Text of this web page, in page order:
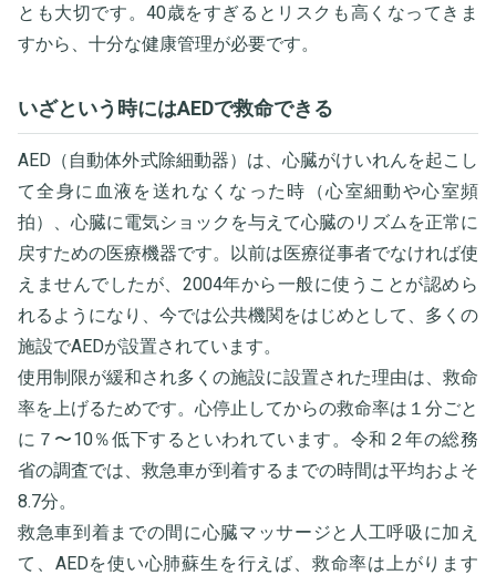
とも大切です。40歳をすぎるとリスクも高くなってきま
すから、十分な健康管理が必要です。
いざという時にはAEDで救命できる
AED（自動体外式除細動器）は、心臓がけいれんを起こし
て全身に血液を送れなくなった時（心室細動や心室頻
拍）、心臓に電気ショックを与えて心臓のリズムを正常に
戻すための医療機器です。以前は医療従事者でなければ使
えませんでしたが、2004年から一般に使うことが認めら
れるようになり、今では公共機関をはじめとして、多くの
施設でAEDが設置されています。
使用制限が緩和され多くの施設に設置された理由は、救命
率を上げるためです。心停止してからの救命率は１分ごと
に７〜10％低下するといわれています。令和２年の総務
省の調査では、救急車が到着するまでの時間は平均およそ
8.7分。
救急車到着までの間に心臓マッサージと人工呼吸に加え
て、AEDを使い心肺蘇生を行えば、救命率は上がります